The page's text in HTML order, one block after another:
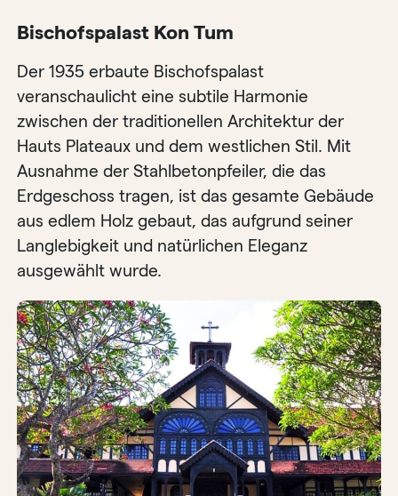
Bischofspalast Kon Tum
Der 1935 erbaute Bischofspalast
veranschaulicht eine subtile Harmonie
zwischen der traditionellen Architektur der
Hauts Plateaux und dem westlichen Stil. Mit
Ausnahme der Stahlbetonpfeiler, die das
Erdgeschoss tragen, ist das gesamte Gebäude
aus edlem Holz gebaut, das aufgrund seiner
Langlebigkeit und natürlichen Eleganz
ausgewählt wurde.